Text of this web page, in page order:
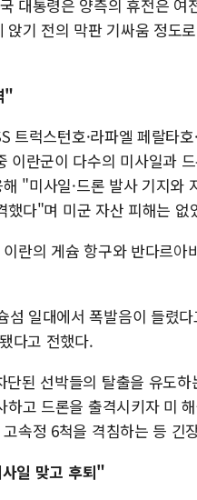
대통령은 양측의 휴전은 여
기 전의 막판 기싸움 정도
"
럭스턴호·라파엘 페랄타
이란군이 다수의 미사일과
"미사일·드론 발사 기지와
다"며 미군 자산 피해는 없
란의 게슘 항구와 반다르아
일대에서 폭발음이 들렸
다고 전했다.
된 선박들의 탈출을 유도
고 드론을 출격시키자 미
속정 6척을 격침하는 등 긴
일 맞고 후퇴"